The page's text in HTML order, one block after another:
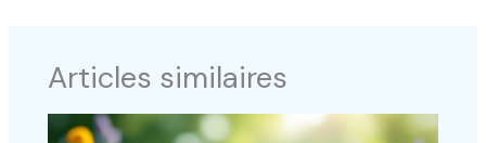
Articles similaires